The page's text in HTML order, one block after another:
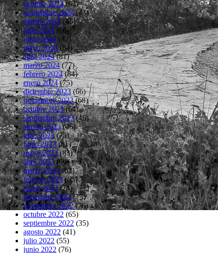
octubre 2024(63)
septiembre 2024(43)
agosto 2024(45)
julio 2024 (66)
junio 2024 (82)
mayo 2024 (84)
abril 2024(81)
marzo 2024(77)
febrero 2024(84)
enero 2024(75)
diciembre 2023(66)
noviembre 2023(68)
octubre 2023(64)
septiembre 2023(46)
agosto 2023(46)
julio 2023(75)
junio 2023(81)
mayo 2023(83)
abril 2023(66)
marzo 2023(62)
febrero 2023(63)
enero 2023(74)
diciembre 2022(73)
noviembre 2022(76)
octubre 2022 (65)
septiembre 2022 (35)
agosto 2022 (41)
julio 2022 (55)
junio 2022 (76)